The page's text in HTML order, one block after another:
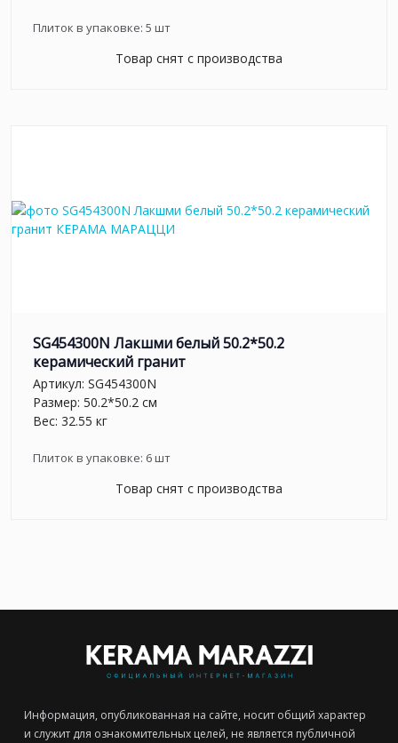
Плиток в упаковке: 5 шт
Товар снят с производства
SG454300N Лакшми белый 50.2*50.2
керамический гранит
Артикул: SG454300N
Размер: 50.2*50.2 см
Вес: 32.55 кг
Плиток в упаковке: 6шт
Товар снят с производства
Информация, опубликованная на сайте, носит общий характер
и служит для ознакомительных целей, не является публичной